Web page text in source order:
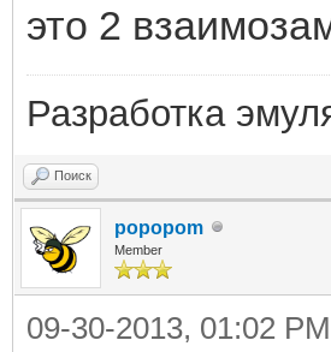
это 2
Разработка
Поиск
popopom
Member
09-30-2013, 01:02 PM